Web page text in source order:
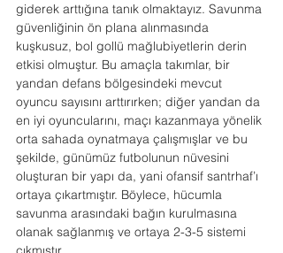
giderek arttığına tanık olmaktayız. Savunma
güvenliğinin ön plana alınmasında
kuşkusuz, bol gollü mağlubiyetlerin derin
etkisi olmuştur. Bu amaçla takımlar, bir
yandan defans bölgesindeki mevcut
oyuncu sayısını arttırırken; diğer yandan da
en iyi oyuncularını, maçı kazanmaya yönelik
orta sahada oynatmaya çalışmışlar ve bu
şekilde, günümüz futbolunun nüvesini
oluşturan bir yapı da, yani ofansif santrhaf’ı
ortaya çıkartmıştır. Böylece, hücumla
savunma arasındaki bağın kurulmasına
olanak sağlanmış ve ortaya 2-3-5 sistemi